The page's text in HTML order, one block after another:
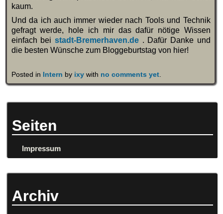
kaum.
Und da ich auch immer wieder nach Tools und Technik
gefragt werde, hole ich mir das dafür nötige Wissen
einfach bei stadt-Bremerhaven.de . Dafür Danke und
die besten Wünsche zum Bloggeburtstag von hier!
Posted in Intern by ixywith no comments yet.
Seiten
Impressum
Archiv